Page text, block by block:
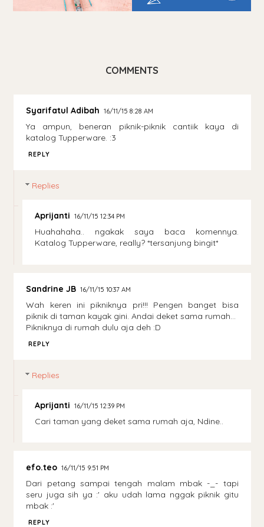
COMMENTS
Syarifatul Adibah 16/11/15 8:28 AM
Ya ampun, beneran piknik-piknik cantiik kaya di
katalog Tupperware. :3
REPLY
Replies
Aprijanti 16/11/15 12:34 PM
Huahahaha.. ngakak saya baca komennya.
Katalog Tupperware, really? *tersanjung bingit*
Sandrine JB 16/11/15 10:37 AM
Wah keren ini pikniknya pri!!! Pengen banget bisa
piknik di taman kayak gini. Andai deket sama rumah...
Pikniknya di rumah dulu aja deh :D
REPLY
Replies
Aprijanti 16/11/15 12:39 PM
Cari taman yang deket sama rumah aja, Ndine..
efo.teo 16/11/15 9:51 PM
Dari petang sampai tengah malam mbak -_- tapi
seru juga sih ya :' aku udah lama nggak piknik gitu
mbak :'
REPLY